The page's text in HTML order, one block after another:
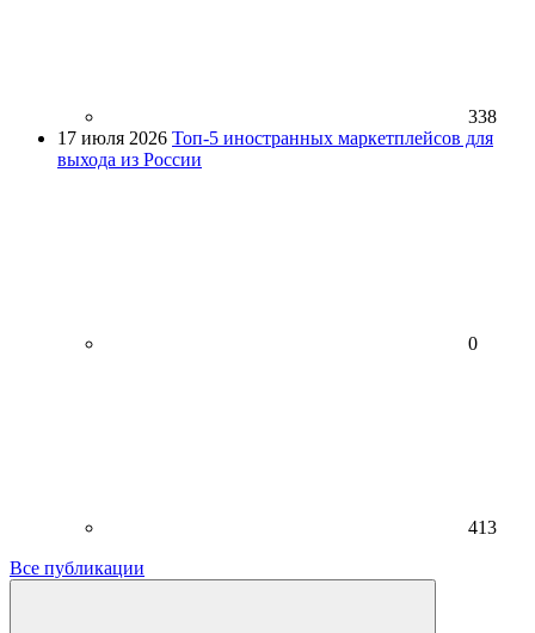
338
17 июля 2026 Топ-5 иностранных маркетплейсов для
выхода из России
0
413
Все публикации